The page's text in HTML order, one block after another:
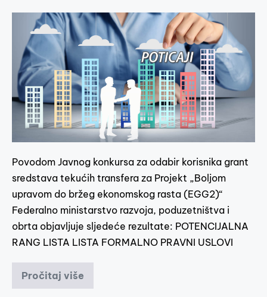
Povodom Javnog konkursa za odabir korisnika grant
sredstava tekućih transfera za Projekt „Boljom
upravom do bržeg ekonomskog rasta (EGG2)“
Federalno ministarstvo razvoja, poduzetništva i
obrta objavljuje sljedeće rezultate: POTENCIJALNA
RANG LISTA LISTA FORMALNO PRAVNI USLOVI
Pročitaj više